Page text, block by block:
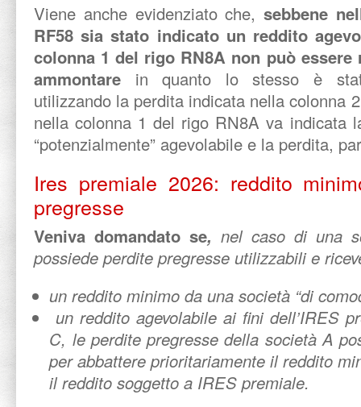
Viene anche evidenziato che, sebbene
RF58 sia stato indicato un reddito
colonna 1 del rigo RN8A non può
ammontare in quanto lo stesso è
utilizzando la perdita indicata nella colonna
nella colonna 1 del rigo RN8A va indicata
“potenzialmente” agevolabile e la perdita,
Ires premiale 2026: reddito
pregresse
Veniva domandato se, nel caso di una
possiede perdite pregresse utilizzabili e
un reddito minimo da una società “di
un reddito agevolabile ai fini dell’IRES
C, le perdite pregresse della società A
per abbattere prioritariamente il reddito
il reddito soggetto a IRES premiale.